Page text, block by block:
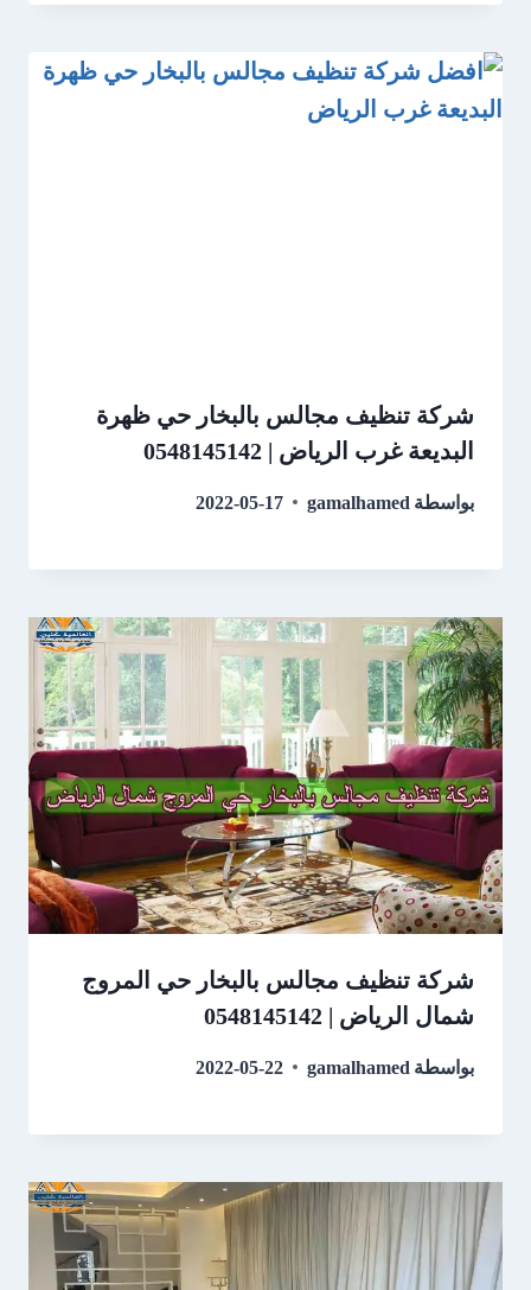
شركة تنظيف مجالس بالبخار حي ظهرة
البديعة غرب الرياض | 0548145142
بواسطة gamalhamed
2022-05-17
شركة تنظيف مجالس بالبخار حي المروج
شمال الرياض | 0548145142
بواسطة gamalhamed
2022-05-22